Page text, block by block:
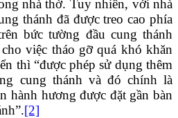
nhà thờ. Tuy nhiên, với nhà
thánh đã được treo cao phía
bức tường đầu cung thánh
việc tháo gỡ quá khó khăn
thì “được phép sử dụng thêm
cung thánh và đó chính là
hành hương được đặt gần bàn
[2]